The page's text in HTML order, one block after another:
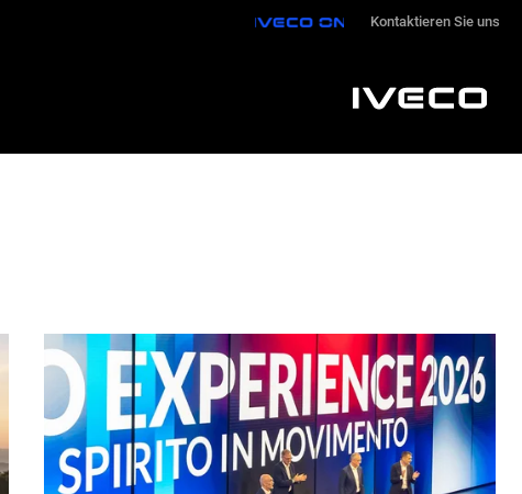
IVECO ON Kontaktieren Sie uns